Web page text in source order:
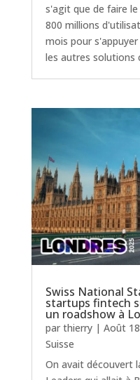
s'agit que de faire
800 millions
mois pour
les autres solutions
Swiss National
startups fintech
un roadshow à
par thierry| Août
Suisse
On avait découvert